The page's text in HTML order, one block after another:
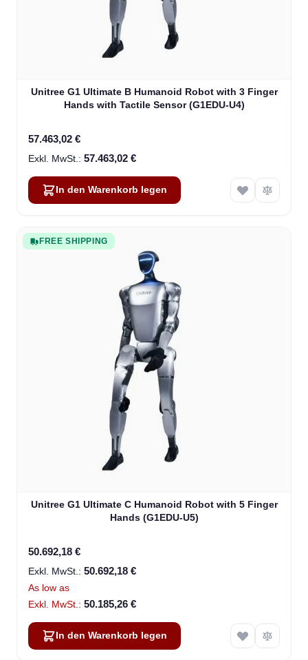
Unitree G1 Ultimate B Humanoid Robot with 3 Finger
Hands with Tactile Sensor (G1EDU-U4)
57.463,02 €
57.463,02 €
In den Warenkorb legen
FREE SHIPPING
Unitree G1 Ultimate C Humanoid Robot with 5 Finger
Hands (G1EDU-U5)
50.692,18 €
50.692,18 €
As low as
50.185,26 €
In den Warenkorb legen